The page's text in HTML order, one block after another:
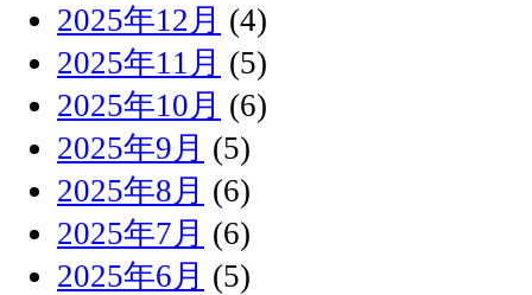
2025年12月 (4)
2025年11月 (5)
2025年10月 (6)
2025年9月 (5)
2025年8月 (6)
2025年7月 (6)
2025年6月 (5)